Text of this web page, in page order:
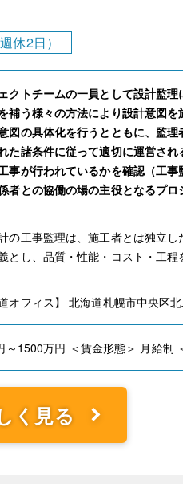
休2日）
クトチームの一員として設計監
補う様々の方法により設計意図
図の具体化を行うとともに、監
た諸条件に従って適切に運営さ
事が行われているかを確認（工
者との協働の場の主役となるプ
の工事監理は、施工者とは独立
とし、品質・性能・コスト・工
道オフィス】 北海道札幌市中央区
～1500万円 ＜賃金形態＞ 月給制
く見る